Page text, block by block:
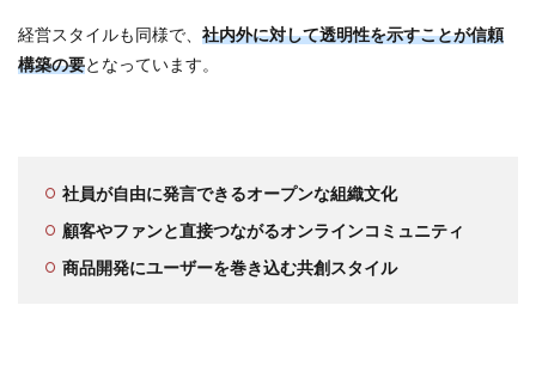
経営スタイルも同様で、 社内外に対して透明性を示すことが信頼
構築の要となっています。
社員が自由に発言できるオープンな組織文化
顧客やファンと直接つながるオンラインコミュニティ
商品開発にユーザーを巻き込む共創スタイル